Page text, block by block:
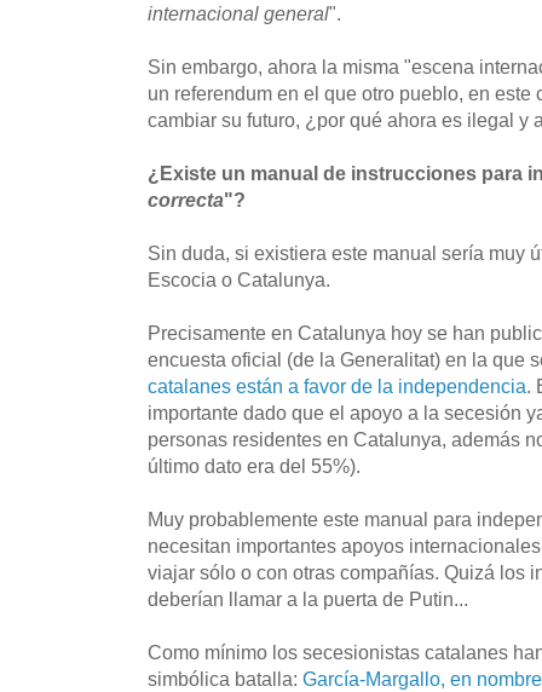
internacional general".
Sin embargo, ahora la misma "escena
un referendum en el que otro pueblo, en
cambiar su futuro, ¿por qué ahora es ilegal y
¿Existe un manual de instrucciones para
correcta"?
Sin duda, si existiera este manual sería muy
Escocia o Catalunya.
Precisamente en Catalunya hoy se han
encuesta oficial (de la Generalitat) en la que
catalanes están a favor de la independencia.
importante dado que el apoyo a la secesión
personas residentes en Catalunya, además
último dato era del 55%).
Muy probablemente este manual para
necesitan importantes apoyos
viajar sólo o con otras compañías. Quizá los
deberían llamar a la puerta de Putin...
Como mínimo los secesionistas catalanes
simbólica batalla: García-Margallo, en